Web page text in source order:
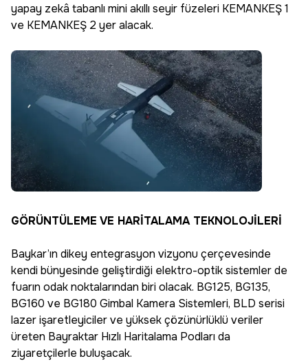
yapay zekâ tabanlı mini akıllı seyir füzeleri KEMANKEŞ 1
ve KEMANKEŞ 2 yer alacak.
GÖRÜNTÜLEME VE HARİTALAMA TEKNOLOJİLERİ
Baykar’ın dikey entegrasyon vizyonu çerçevesinde
kendi bünyesinde geliştirdiği elektro-optik sistemler de
fuarın odak noktalarından biri olacak. BG125, BG135,
BG160 ve BG180 Gimbal Kamera Sistemleri, BLD serisi
lazer işaretleyiciler ve yüksek çözünürlüklü veriler
üreten Bayraktar Hızlı Haritalama Podları da
ziyaretçilerle buluşacak.